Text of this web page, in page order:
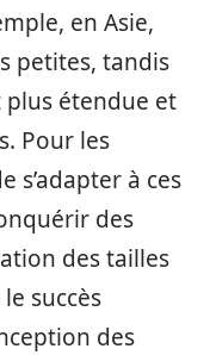
en Asie,
petites, tandis
plus étendue et
Pour les
s’adapter à ces
des
des tailles
succès
des